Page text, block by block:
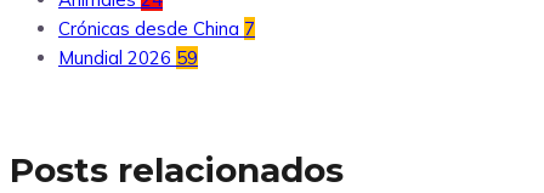
Crónicas desde China 7
Mundial 2026 59
Posts relacionados